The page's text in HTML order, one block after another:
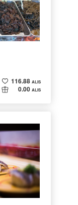
116.88 ALIS
0.00 ALIS